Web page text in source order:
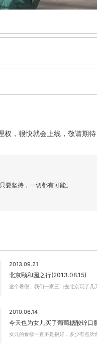
权，很快就会上线，敬请期
要坚持，一切都有可能。
2013.09.21
北京颐和园之行(2013.08.15)
这个暑假，我们一家三口去北京玩了几
2010.06.14
今天也为女儿买了葡萄糖酸锌口
女儿的食欲一直不是很好，多少有点厌